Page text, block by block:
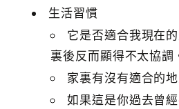
生活習慣
它是否適合我現在
裏後反而顯得不太協調
家裏有沒有適合的
如果這是你過去曾